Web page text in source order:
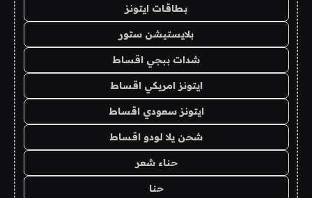
بطاقات ايتونز
بلايستيشن ستور
شدات ببجي اقساط
ايتونز امريكي اقساط
ايتونز سعودي اقساط
شحن يلا لودو اقساط
حناء شعر
حنا